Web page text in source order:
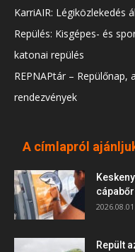
KarriAIR: Légiközlekedés
Repülés: Kisgépes- és
katonai repülés
REPNAPtár –
rendezvények
A címlapról
2026.08.01.
Repült